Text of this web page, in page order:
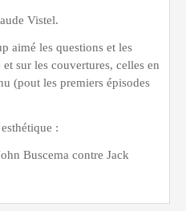
Vistel.
aimé les questions et les
sur les couvertures, celles en
(pout les premiers épisodes
:
Buscema contre Jack